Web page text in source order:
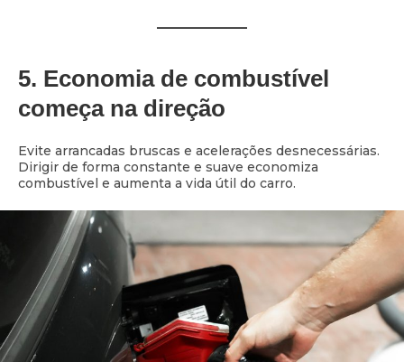
5. Economia de combustível
começa na direção
Evite arrancadas bruscas e acelerações desnecessárias.
Dirigir de forma constante e suave economiza
combustível e aumenta a vida útil do carro.